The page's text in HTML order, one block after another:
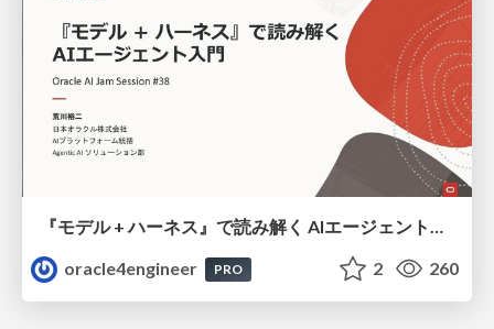
『モデル + ハーネス』で読み解く AIエージェント入門
oracle4engineer
PRO 2 260